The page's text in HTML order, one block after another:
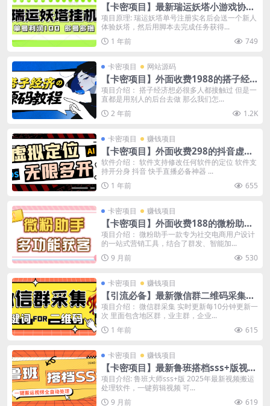
【卡密项目】最新瑞运妖塔小游戏协议
全自动挂机项目，多号多撸单号利润10
0+【协议脚本+使用教程】
项目原理: 瑞运妖塔单号注册实名后会送一个新人
体验妖塔，然后用脚本去完成任务获得...
1 年前
749
卡密项目 网站源码
【卡密项目】外面收费1988的搭子经
济项目，自己搭建平台变现及全套教程
【包含源码及玩法】
项目介绍： 搭子经济想必很多人都接触过 但是一
直都是用别人的后台去做 那么我们怎...
2 年前
1.2K
卡密项目 赚钱项目
【卡密项目】外面收费298的抖音虚拟
直播助手，无限多开+虚拟定位+文档助
手【年卡软件+使用教程】
软件介绍： 软件支持修改任何软件的定位 软件支
持开分身 抖音 快手直播必备神器 ...
1 年前
655
卡密项目 赚钱项目
【卡密项目】外面收费188的微粉助
手，多功能获客引流包含99+功能 【永
久脚本+使用教程】
项目介绍： 微粉助手一款专为社交电商用户设计
的一站式营销工具，结合了群发、智能加...
9 月前
530
卡密项目 赚钱项目
【引流必备】最新微信群二维码采集脚
本，实时更新支持自定义关键词采集
【永久脚本+使用教程】
项目介绍： 微信群采集 实时更新每10分钟更新一
次 里面包含地区群，业主群，企业...
1 年前
615
卡密项目 赚钱项目
【卡密项目】最新鲁班搭档sss+版视频
搬运软件，一键搬运视频20+种自动处
理模式一键搬运成原创【永久软件+使
用教程】
项目介绍: 鲁班大师sss+版 2025年最新视频搬运
处理软件，一键剪辑视频 可...
9 月前
619